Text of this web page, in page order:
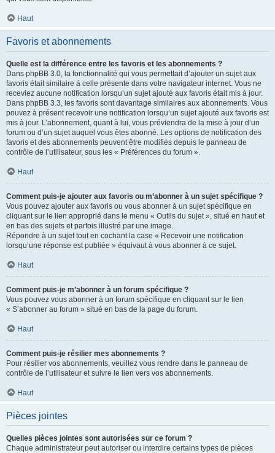
Haut
Favoris et abonnements
Quelle est la différence entre les favoris et les abonnements ?
Dans phpBB 3.0, la fonctionnalité qui vous permettait d’ajouter un sujet aux
favoris était similaire à celle présente dans votre navigateur internet. Vous ne
receviez aucune notification lorsqu’un sujet ajouté aux favoris était mis à jour.
Dans phpBB 3.3, les favoris sont davantage similaires aux abonnements. Vous
pouvez à présent recevoir une notification lorsqu’un sujet ajouté aux favoris est
mis à jour. L’abonnement, quant à lui, vous préviendra de la mise à jour d’un
forum ou d’un sujet auquel vous êtes abonné. Les options de notification des
favoris et des abonnements peuvent être modifiés depuis le panneau de
contrôle de l’utilisateur, sous les « Préférences du forum ».
Haut
Comment puis-je ajouter aux favoris ou m’abonner à un sujet spécifique ?
Vous pouvez ajouter aux favoris ou vous abonner à un sujet spécifique en
cliquant sur le lien approprié dans le menu « Outils du sujet », situé en haut et
en bas des sujets et parfois illustré par une image.
Répondre à un sujet tout en cochant la case « Recevoir une notification
lorsqu’une réponse est publiée » équivaut à vous abonner à ce sujet.
Haut
Comment puis-je m’abonner à un forum spécifique ?
Vous pouvez vous abonner à un forum spécifique en cliquant sur le lien
« S’abonner au forum » situé en bas de la page du forum.
Haut
Comment puis-je résilier mes abonnements ?
Pour résilier vos abonnements, veuillez vous rendre dans le panneau de
contrôle de l’utilisateur et suivre le lien vers vos abonnements.
Haut
Pièces jointes
Quelles pièces jointes sont autorisées sur ce forum ?
Chaque administrateur peut autoriser ou interdire certains types de pièces